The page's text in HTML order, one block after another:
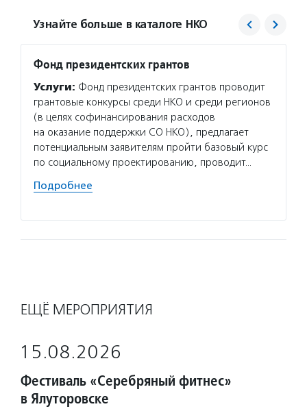
Узнайте больше в каталоге НКО
Фонд президентских грантов
Услуги: Фонд президентских грантов проводит
грантовые конкурсы среди НКО и среди регионов
(в целях софинансирования расходов
на оказание поддержки СО НКО), предлагает
потенциальным заявителям пройти базовый курс
по социальному проектированию, проводит…
Подробнее
ЕЩЁ МЕРОПРИЯТИЯ
15.08.2026
Фестиваль «Серебряный фитнес»
в Ялуторовске